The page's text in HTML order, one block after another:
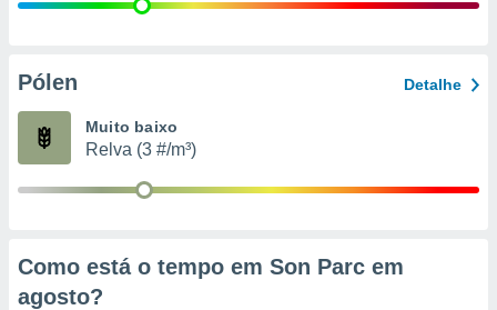
e
de
Pólen Detalhe
Muito baixo
Relva (3 #/m³)
Como está o tempo em Son Parc em
agosto?